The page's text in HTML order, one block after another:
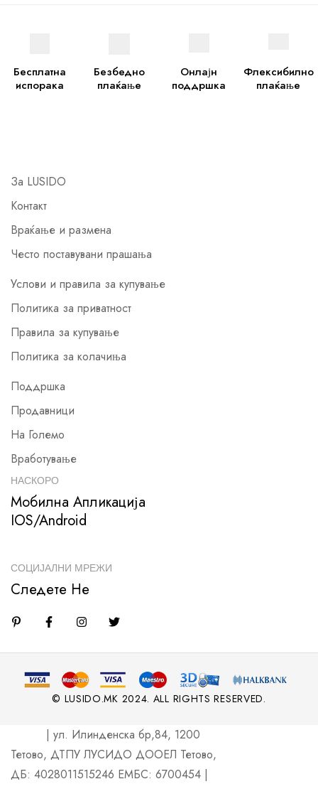
Бесплатна
испорака
Безбедно
плаќање
Онлајн
поддршка
Флексибилно
плаќање
За LUSIDO
Контакт
Враќање и размена
Често поставувани прашања
Услови и правила за купување
Политика за приватност
Правила за купување
Политика за колачиња
Поддршка
Продавници
На Големо
Вработување
НАСКОРО
Мобилна Апликација
IOS/Android
СОЦИЈАЛНИ МРЕЖИ
Следете Не
© LUSIDO.MK 2024. ALL RIGHTS RESERVED.
| ул. Илинденска бр,84, 1200
Тетово, ДТПУ ЛУСИДО ДООЕЛ Тетово,
ДБ: 4028011515246 ЕМБС: 6700454 |